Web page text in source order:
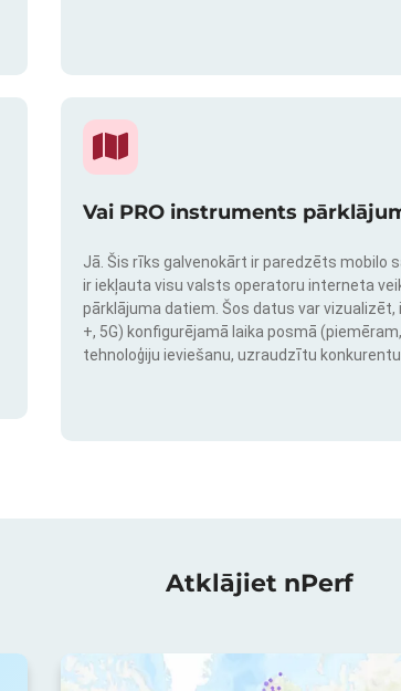
Vai PRO instruments
Jā. Šis rīks galvenokārt ir paredzēts mobilo
ir iekļauta visu valsts operatoru interneta
pārklājuma datiem. Šos datus var vizualizēt,
+, 5G) konfigurējamā laika posmā
tehnoloģiju ieviešanu, uzraudzītu
Atklājiet nPerf